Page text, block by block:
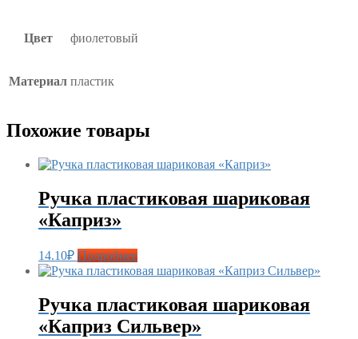
Цвет фиолетовый
Материал пластик
Похожие товары
Ручка пластиковая шариковая
«Каприз»
14.10₽ Подробнее
Ручка пластиковая шариковая
«Каприз Сильвер»